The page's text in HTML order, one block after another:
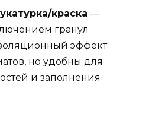
краска —
гранул
эффект
но удобны для
и заполнения